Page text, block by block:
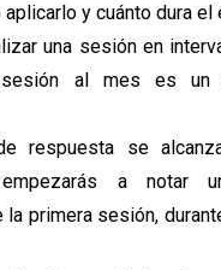
aplicarlo y cuánto dura el
una sesión en
al mes es un
respuesta se
a notar
primera sesión,